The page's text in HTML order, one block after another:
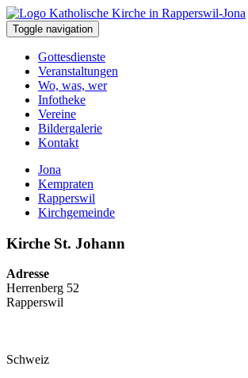
Toggle navigation
Gottesdienste
Veranstaltungen
Wo, was, wer
Infotheke
Vereine
Bildergalerie
Kontakt
Jona
Kempraten
Rapperswil
Kirchgemeinde
Kirche St. Johann
Adresse
Herrenberg 52
Rapperswil
Schweiz